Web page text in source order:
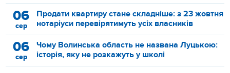
06
сер
Продати квартиру стане складніше: з 23 жовтня
нотаріуси перевірятимуть усіх власників
06
сер
Чому Волинська область не названа Луцькою:
історія, яку не розкажуть у школі